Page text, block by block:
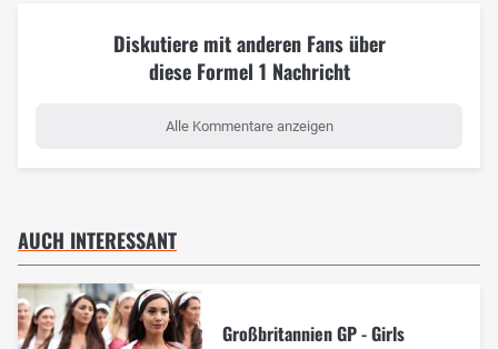
Diskutiere mit anderen Fans über
diese Formel 1 Nachricht
Alle Kommentare anzeigen
AUCH INTERESSANT
Großbritannien GP - Girls